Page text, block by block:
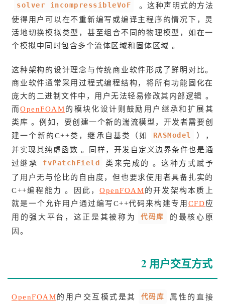
solver incompressibleVoF
。这种声明式的方法
使得用户可以在不重新编写或编译主程序的情况下，灵
活地切换模拟类型，甚至组合不同的物理模型，如在一
个模拟中同时包含多个流体区域和固体区域 。
这种架构的设计理念与传统商业软件形成了鲜明对比。
商业软件通常采用过程式编程结构，将所有功能固化在
庞大的二进制文件中，用户无法轻易修改其内部逻辑 。
而OpenFOAM的模块化设计则鼓励用户继承和扩展其
类库 。例如，要创建一个新的湍流模型，开发者需要创
建一个新的C++类，继承自基类（如
RASModel
），
并实现其纯虚函数 。同样，开发自定义边界条件也是通
过继承
fvPatchField
类来完成的 。这种方式赋予
了用户无与伦比的自由度，但也要求使用者具备扎实的
C++编程能力 。因此，OpenFOAM的开发架构本质上
就是一个允许用户通过编写C++代码来构建专用 CFD应
用的强大平台，这正是其被称为
代码库
的最核心原
因。
2 用户交互方式
OpenFOAM的用户交互模式是其 代码库
属性的直接